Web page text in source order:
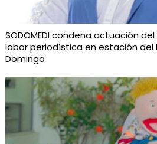
SODOMEDI condena actuación del
labor periodística en estación del
Domingo